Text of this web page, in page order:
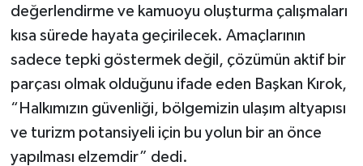
değerlendirme ve kamuoyu oluşturma çalışmaları
kısa sürede hayata geçirilecek. Amaçlarının
sadece tepki göstermek değil, çözümün aktif bir
parçası olmak olduğunu ifade eden Başkan Kırok,
“Halkımızın güvenliği, bölgemizin ulaşım altyapısı
ve turizm potansiyeli için bu yolun bir an önce
yapılması elzemdir” dedi.